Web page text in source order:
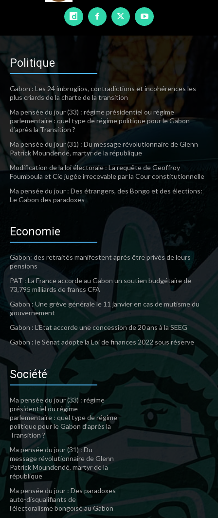
Politique
Gabon : Les 24 imbroglios, contradictions et incohérences les
plus criards de la charte de la transition
Ma pensée du jour (33) : régime présidentiel ou régime
parlementaire : quel type de régime politique pour le Gabon
d’après la Transition ?
Ma pensée du jour (31) : Du message révolutionnaire de Glenn
Patrick Moundendé, martyr de la république
Modification de la loi électorale : La requête de Geoffroy
Foumboula et Cie jugée irrecevable par la Cour constitutionnelle
Ma pensée du jour : Des étrangers, des Bongo et des élections:
Le Gabon des paradoxes
Economie
Gabon: des retraités manifestent après être privés de leurs
pensions
PAT : La France accorde au Gabon un soutien budgétaire de
73,795 milliards de francs CFA
Gabon : Une grève générale le 11 janvier en cas de mutisme du
gouvernement
Gabon : L’Etat accorde une concession de 20 ans à la SEEG
Gabon : le Sénat adopte la Loi de finances 2022 sous réserve
Société
Ma pensée du jour (33) : régime
présidentiel ou régime
parlementaire : quel type de régime
politique pour le Gabon d’après la
Transition ?
Ma pensée du jour (31) : Du
message révolutionnaire de Glenn
Patrick Moundendé, martyr de la
république
Ma pensée du jour : Des paradoxes
auto-disqualifiants de
l’électoralisme bongoïsé au Gabon